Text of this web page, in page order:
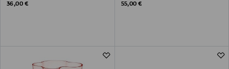
Original Price
36,00 €
Original Price
55,00 €